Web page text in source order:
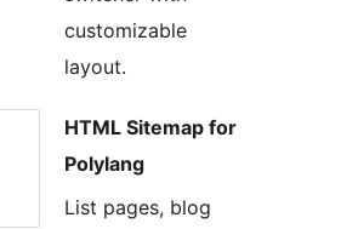
customizable
layout.
HTML Sitemap for
Polylang
List pages, blog